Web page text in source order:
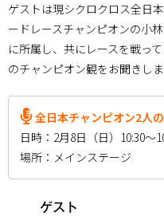
ゲストは現シクロクロス全日
ードレースチャンピオンの小
に所属し、共にレースを戦っ
のチャンピオン観をお聞きしま
全日本チャンピオン2人
日時：2月8日（日）10:30～
場所：メインステージ
ゲスト